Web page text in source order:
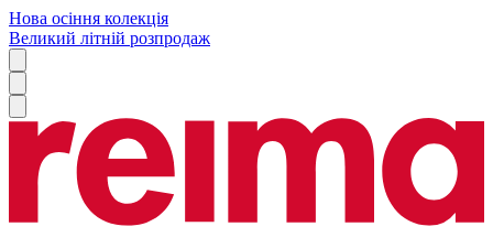
Нова осіння колекція
Великий літній розпродаж